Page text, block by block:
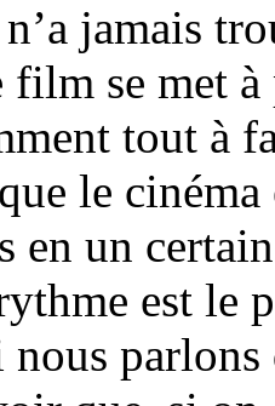
jamais
film se met
tout à
le
en un
est le
nous